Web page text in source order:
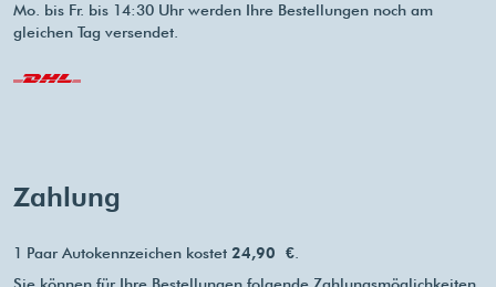
Mo. bis Fr. bis 14:30 Uhr werden Ihre Bestellungen noch am
gleichen Tag versendet.
Zahlung
1 Paar Autokennzeichen kostet 24,90 €